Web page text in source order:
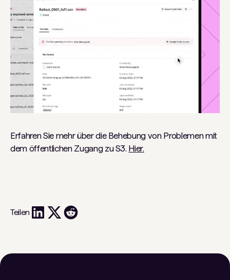
Erfahren Sie mehr über die Behebung von Problemen mit
dem öffentlichen Zugang zu S3. Hier.
Teilen